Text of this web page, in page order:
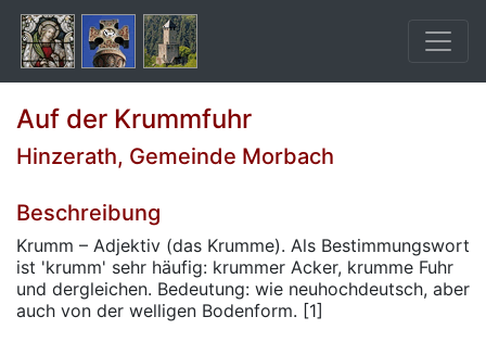
Auf der Krummfuhr
Hinzerath, Gemeinde Morbach
Beschreibung
Krumm – Adjektiv (das Krumme). Als Bestimmungswort
ist 'krumm' sehr häufig: krummer Acker, krumme Fuhr
und dergleichen. Bedeutung: wie neuhochdeutsch, aber
auch von der welligen Bodenform. [1]